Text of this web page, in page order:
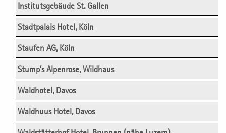
Institutsgebäude St. Gallen
Stadtpalais Hotel, Köln
Staufen AG, Köln
Stump’s Alpenrose, Wildhaus
Waldhotel, Davos
Waldhuus Hotel, Davos